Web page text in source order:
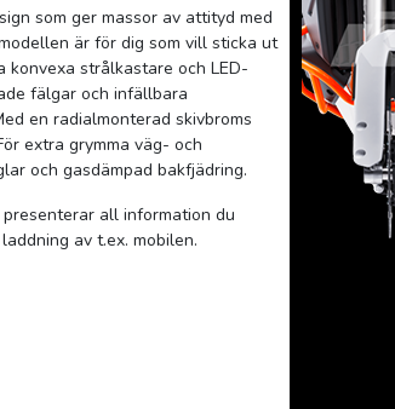
som ger massor av attityd med
är för dig som vill sticka ut
strålkastare och LED-
fälgar och infällbara
en radialmonterad skivbroms
extra grymma väg- och
och gasdämpad bakfjädring.
all information du
av t.ex. mobilen.